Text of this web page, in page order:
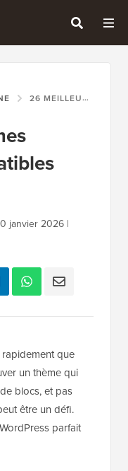
26 MEILLEURS THÈMES WORDPRESS COMPATIBLES AVEC GUTENBERG
janvier 2026 |
que
un thème qui
blocs, et pas
être un défi.
parfait